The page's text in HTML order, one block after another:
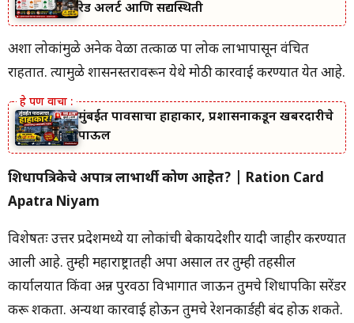
रेड अलर्ट आणि सद्यस्थिती
अशा लोकांमुळे अनेक वेळा तत्काळ पात्र लोक लाभापासून वंचित
राहतात. त्यामुळे शासनस्तरावरून येथे मोठी कारवाई करण्यात येत आहे.
मुंबईत पावसाचा हाहाकार, प्रशासनाकडून खबरदारीचे
पाऊल
शिधापत्रिकेचे अपात्र लाभार्थी कोण आहेत? | Ration Card
Apatra Niyam
विशेषतः उत्तर प्रदेशमध्ये या लोकांची बेकायदेशीर यादी जाहीर करण्यात
आली आहे. तुम्ही महाराष्ट्रातही अपात्र असाल तर तुम्ही तहसील
कार्यालयात किंवा अन्न पुरवठा विभागात जाऊन तुमचे शिधापत्रिका सरेंडर
करू शकता. अन्यथा कारवाई होऊन तुमचे रेशनकार्डही बंद होऊ शकते.